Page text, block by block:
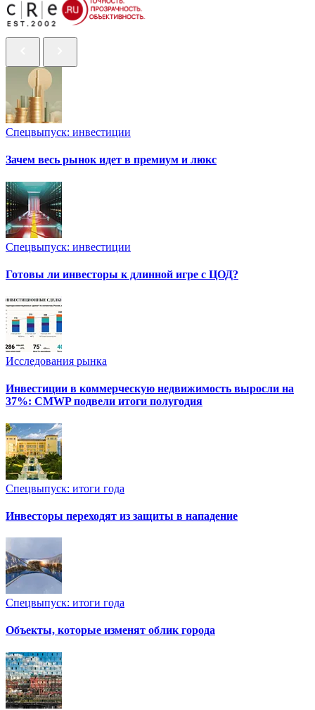
Спецвыпуск: инвестиции
Зачем весь рынок идет в премиум и люкс
Спецвыпуск: инвестиции
Готовы ли инвесторы к длинной игре с ЦОД?
Исследования рынка
Инвестиции в коммерческую недвижимость выросли на
37%: CMWP подвели итоги полугодия
Спецвыпуск: итоги года
Инвесторы переходят из защиты в нападение
Спецвыпуск: итоги года
Объекты, которые изменят облик города